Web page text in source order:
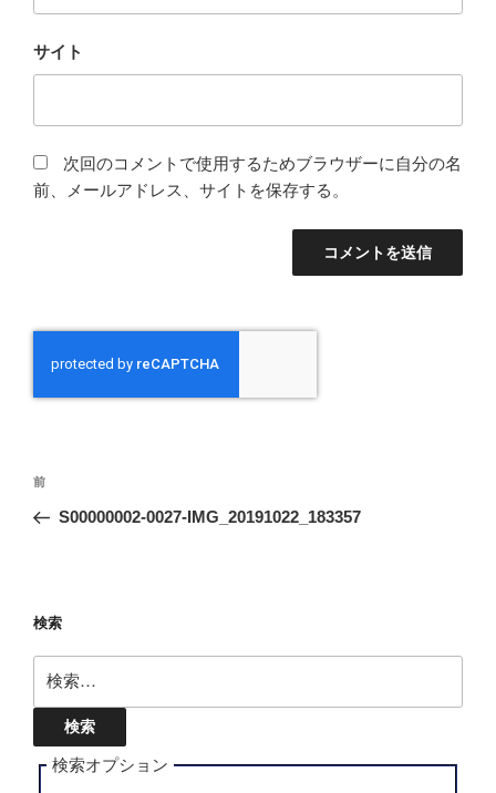
サイト
次回のコメントで使用するためブラウザーに自分の名
前、メールアドレス、サイトを保存する。
投
ナ
ー
シ
ョ
ン
前
の
前
S00000002-0027-IMG_20191022_183357
検索
索:
検索オプション